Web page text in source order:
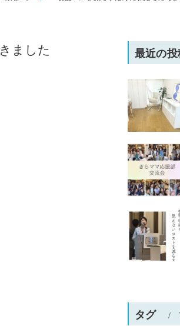
ました 最近の投
タグ